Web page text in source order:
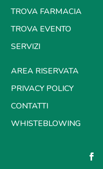
TROVA FARMACIA
TROVA EVENTO
SERVIZI
AREA RISERVATA
PRIVACY POLICY
CONTATTI
WHISTEBLOWING